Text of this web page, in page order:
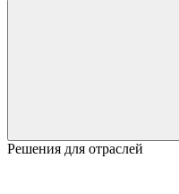
Решения для отраслей